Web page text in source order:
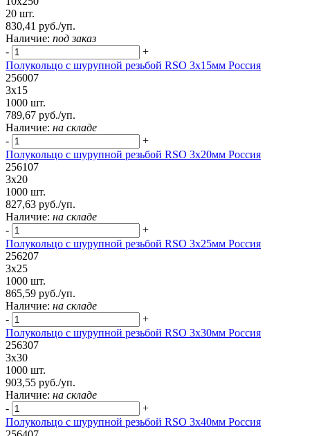
20 шт.
830,41 руб./уп.
Наличие: под заказ
-
+
Полукольцо с шурупной резьбой RSO 3х15мм Россия
256007
3х15
1000 шт.
789,67 руб./уп.
Наличие: на складе
-
+
Полукольцо с шурупной резьбой RSO 3х20мм Россия
256107
3х20
1000 шт.
827,63 руб./уп.
Наличие: на складе
-
+
Полукольцо с шурупной резьбой RSO 3х25мм Россия
256207
3х25
1000 шт.
865,59 руб./уп.
Наличие: на складе
-
+
Полукольцо с шурупной резьбой RSO 3х30мм Россия
256307
3х30
1000 шт.
903,55 руб./уп.
Наличие: на складе
-
+
Полукольцо с шурупной резьбой RSO 3x40мм Россия